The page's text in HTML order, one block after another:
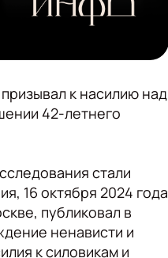
к насилию над
42-летнего
стали
16 октября 2024 года
публиковал в
ненависти и
к силовикам и